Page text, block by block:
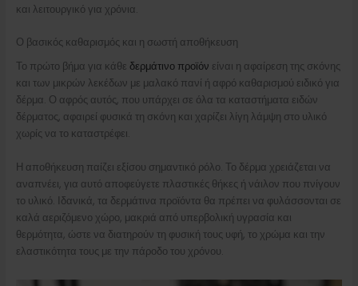
και λειτουργικό για χρόνια.
Ο βασικός καθαρισμός και η σωστή αποθήκευση
Το πρώτο βήμα για κάθε δερμάτινο προϊόν είναι η αφαίρεση της σκόνης
και των μικρών λεκέδων με μαλακό πανί ή αφρό καθαρισμού ειδικό για
δέρμα. Ο αφρός αυτός, που υπάρχει σε όλα τα καταστήματα ειδών
δέρματος, αφαιρεί φυσικά τη σκόνη και χαρίζει λίγη λάμψη στο υλικό
χωρίς να το καταστρέφει.
Η αποθήκευση παίζει εξίσου σημαντικό ρόλο. Το δέρμα χρειάζεται να
αναπνέει, για αυτό αποφεύγετε πλαστικές θήκες ή νάιλον που πνίγουν
το υλικό. Ιδανικά, τα δερμάτινα προϊόντα θα πρέπει να φυλάσσονται σε
καλά αεριζόμενο χώρο, μακριά από υπερβολική υγρασία και
θερμότητα, ώστε να διατηρούν τη φυσική τους υφή, το χρώμα και την
ελαστικότητα τους με την πάροδο του χρόνου.